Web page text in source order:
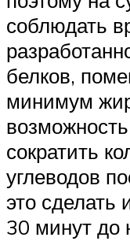
соблюдать
белков,
минимум
сократить
углеводов
это сделать
30 минут до